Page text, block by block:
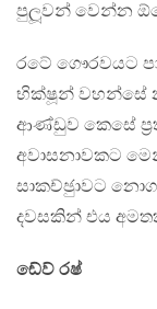
පුලූවන් වෙන්න
රටේ ගෞරවයට
භික්ෂූන් වහන්සේ
ආණ්ඩුව කෙසේ
අවාසනාවකට
සාකච්ඡුාවට
දවසකින් එය
ඬේව් රෂ්